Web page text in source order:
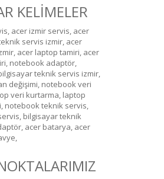
KELİMELER
acer izmir servis, acer
servis izmir, acer
acer laptop tamiri, acer
notebook adaptör,
teknik servis izmir,
değişimi, notebook veri
veri kurtarma, laptop
notebook teknik servis,
bilgisayar teknik
acer batarya, acer